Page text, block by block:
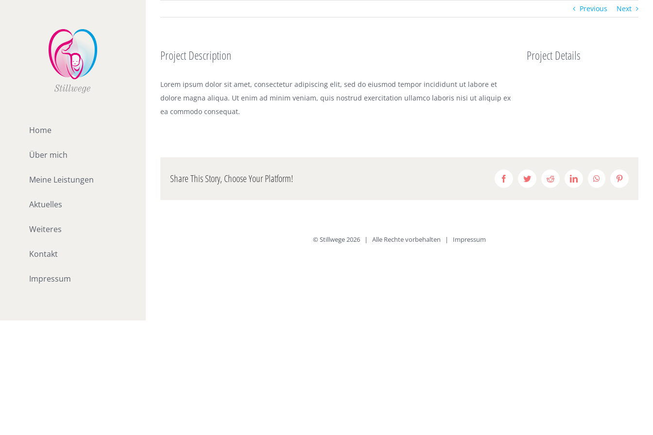
Home
Über mich
Meine Leistungen
Aktuelles
Weiteres
Kontakt
Impressum
Previous Next
Project Description
Lorem ipsum dolor sit amet, consectetur adipiscing elit, sed do eiusmod tempor incididunt ut labore et
dolore magna aliqua. Ut enim ad minim veniam, quis nostrud exercitation ullamco laboris nisi ut aliquip ex
ea commodo consequat.
Project Details
Share This Story, Choose Your Platform! FacebookTwitterReddit LinkedIn WhatsApp
© Stillwege2026 | Alle Rechte vorbehalten | Impressum